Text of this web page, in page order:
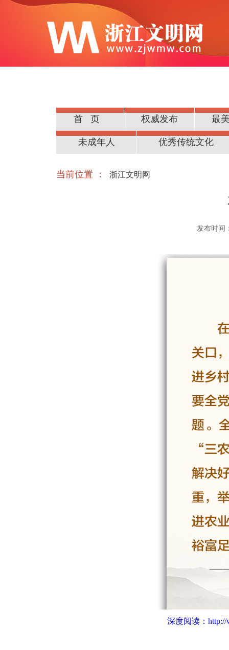
首页 权威发布 最
公民道德
未成年人 优秀传统文化
当前位置 ： 浙江文明网
发布时间
深度阅读： http://